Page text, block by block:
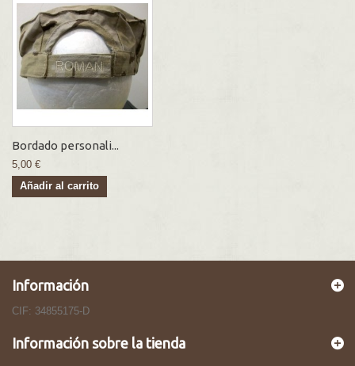
Bordado personali...
5,00 €
Añadir al carrito
Información
CIF: 34855175-D
Información sobre la tienda